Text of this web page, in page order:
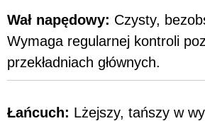
Wał napędowy: Czysty,
Wymaga regularnej kontroli
przekładniach głównych.
Łańcuch: Lżejszy, tańszy w